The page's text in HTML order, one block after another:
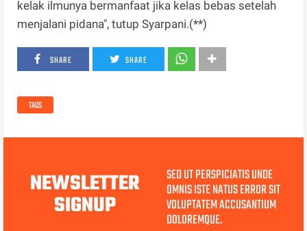
kelak ilmunya bermanfaat jika kelas bebas setelah
menjalani pidana", tutup Syarpani.(**)
SHARE SHARE
TAGS
NEWSLETTER
SIGNUP
SED UT PERSPICIATIS UNDE
OMNIS ISTE NATUS ERROR SIT
VOLUPTATEM ACCUSANTIUM
DOLOREMQUE.